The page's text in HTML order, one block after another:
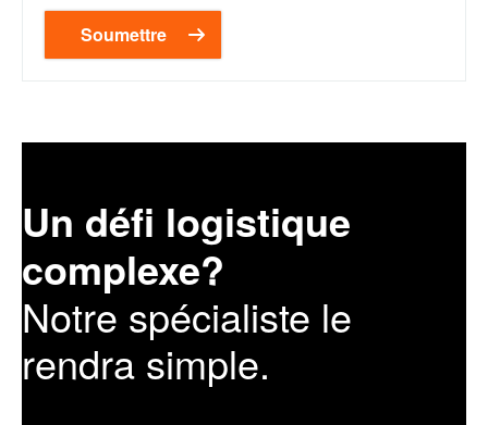
Un défi logistique
complexe?
Notre spécialiste le
rendra simple.